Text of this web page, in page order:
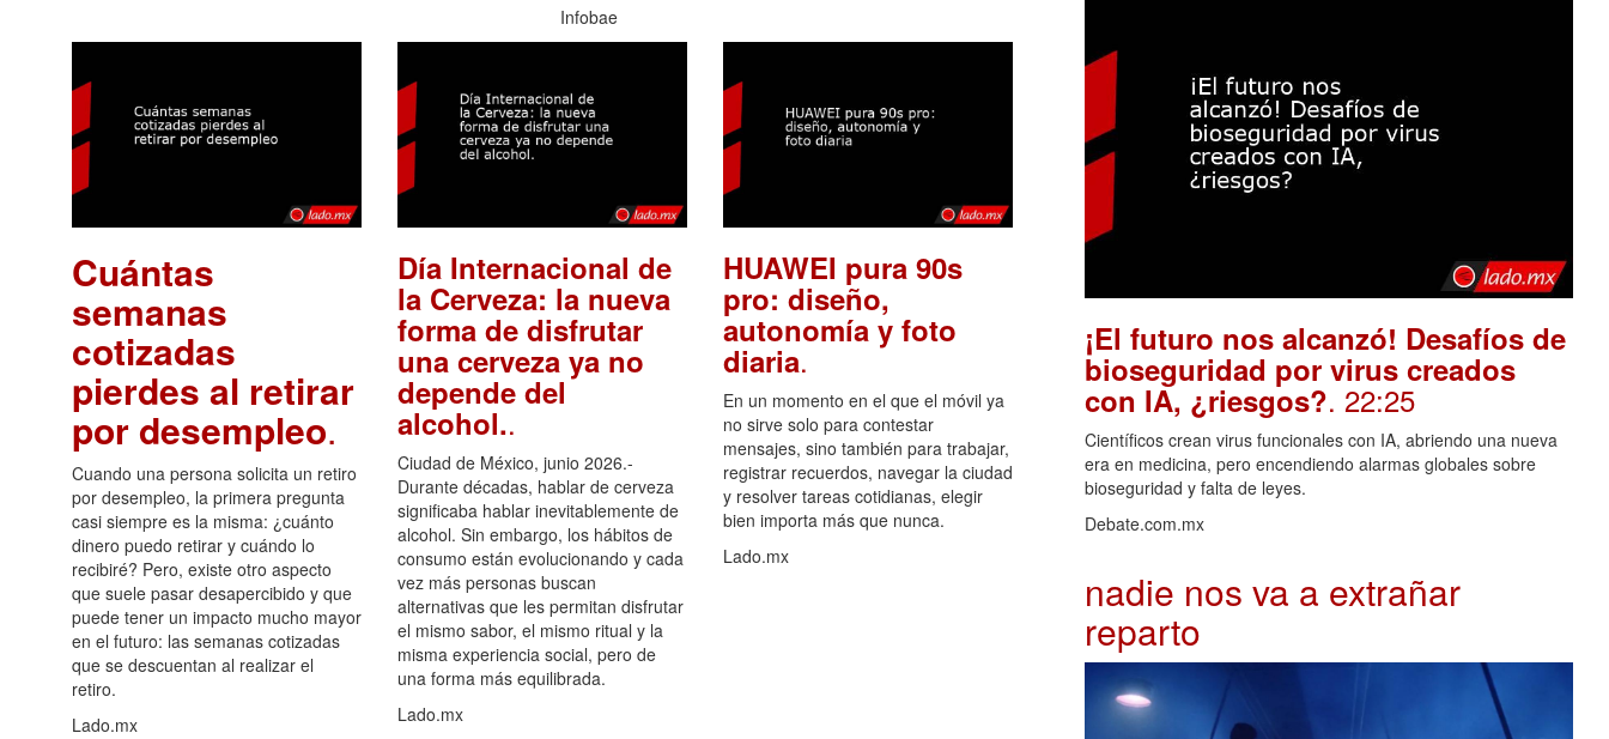
Infobae
Cuántas
semanas
cotizadas
pierdes al retirar
por desempleo.
Cuando una persona solicita un retiro
por desempleo, la primera pregunta
casi siempre es la misma: ¿cuánto
dinero puedo retirar y cuándo lo
recibiré? Pero, existe otro aspecto
que suele pasar desapercibido y que
puede tener un impacto mucho mayor
en el futuro: las semanas cotizadas
que se descuentan al realizar el
retiro.
Lado.mx
Día Internacional de
la Cerveza: la nueva
forma de disfrutar
una cerveza ya no
depende del
alcohol..
Ciudad de México, junio 2026.-
Durante décadas, hablar de cerveza
significaba hablar inevitablemente de
alcohol. Sin embargo, los hábitos de
consumo están evolucionando y cada
vez más personas buscan
alternativas que les permitan disfrutar
el mismo sabor, el mismo ritual y la
misma experiencia social, pero de
una forma más equilibrada.
Lado.mx
HUAWEI pura 90s
pro: diseño,
autonomía y foto
diaria.
En un momento en el que el móvil ya
no sirve solo para contestar
mensajes, sino también para trabajar,
registrar recuerdos, navegar la ciudad
y resolver tareas cotidianas, elegir
bien importa más que nunca.
Lado.mx
¡El futuro nos alcanzó! Desafíos de
bioseguridad por virus creados
con IA, ¿riesgos?. 22:25
Científicos crean virus funcionales con IA, abriendo una nueva
era en medicina, pero encendiendo alarmas globales sobre
bioseguridad y falta de leyes.
Debate.com.mx
nadie nos va a extrañar
reparto